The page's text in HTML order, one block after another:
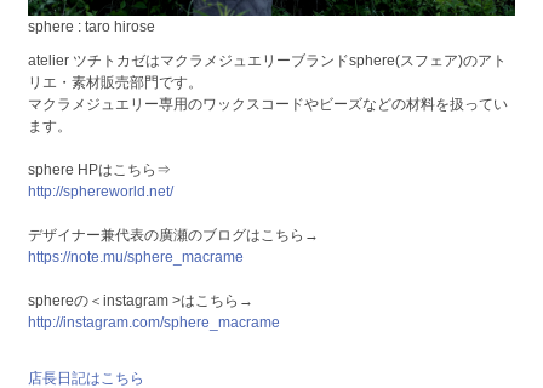
sphere : taro hirose
atelier ツチトカゼはマクラメジュエリーブランドsphere(スフェア)のアト
リエ・素材販売部門です。
マクラメジュエリー専用のワックスコードやビーズなどの材料を扱ってい
ます。
sphere HPはこちら⇒
http://sphereworld.net/
デザイナー兼代表の廣瀬のブログはこちら→
https://note.mu/sphere_macrame
sphereの＜instagram >はこちら→
http://instagram.com/sphere_macrame
店長日記はこちら